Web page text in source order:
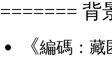
======= 背
《編碼：藏